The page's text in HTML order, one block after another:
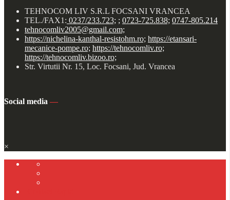
TEHNOCOM LIV S.R.L FOCSANI VRANCEA
TEL./FAX1: 0237/233.723; ; 0723-725.838; 0747-805.214
tehnocomliv2005@gmail.com;
https://nichelina-kanthal-resistohm.ro; https://etansari-
mecanice-pompe.ro; https://tehnocomliv.ro;
https://tehnocomliv.bizoo.ro;
Str. Virtutii Nr. 15, Loc. Focsani, Jud. Vrancea
Social media —
×